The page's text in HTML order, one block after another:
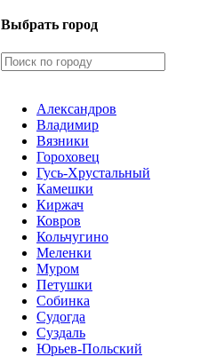
Выбрать город
Александров
Владимир
Вязники
Гороховец
Гусь-Хрустальный
Камешки
Киржач
Ковров
Кольчугино
Меленки
Муром
Петушки
Собинка
Судогда
Суздаль
Юрьев-Польский